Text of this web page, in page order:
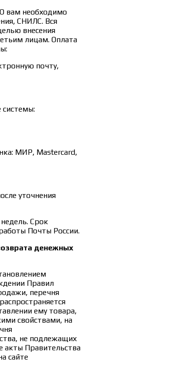
вам необходимо
СНИЛС. Вся
внесения
лицам. Оплата
почту,
системы:
МИР, Mastercard,
уточнения
Срок
Почты России.
денежных
Правил
перечня
ему товара,
свойствами, на
не подлежащих
акты Правительства
сайте